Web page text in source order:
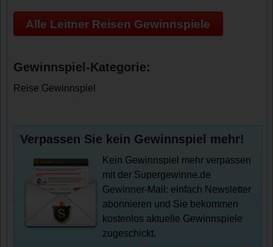
Alle Leitner Reisen Gewinnspiele
Gewinnspiel-Kategorie:
Reise Gewinnspiel
Verpassen Sie kein Gewinnspiel mehr!
Kein Gewinnspiel mehr verpassen
mit der Supergewinne.de
Gewinner-Mail: einfach Newsletter
abonnieren und Sie bekommen
kostenlos aktuelle Gewinnspiele
zugeschickt.